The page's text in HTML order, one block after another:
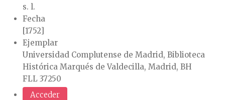
s. l.
Fecha
[1752]
Ejemplar
Universidad Complutense de Madrid, Biblioteca
Histórica Marqués de Valdecilla, Madrid, BH
FLL 37250
Acceder